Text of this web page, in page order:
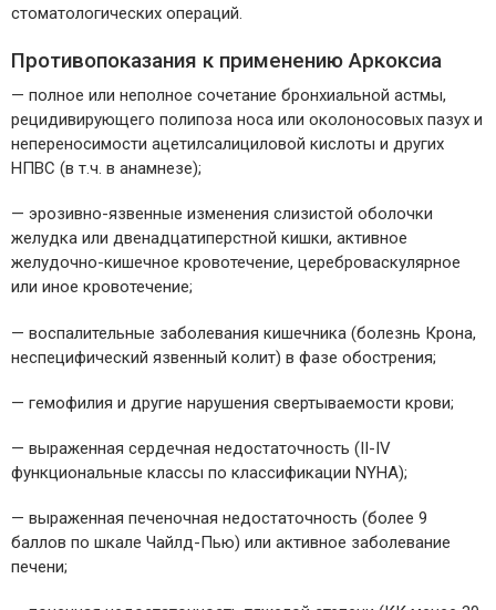
стоматологических операций.
Противопоказания к применению Аркоксиа
— полное или неполное сочетание бронхиальной астмы,
рецидивирующего полипоза носа или околоносовых пазух и
непереносимости ацетилсалициловой кислоты и других
НПВС (в т.ч. в анамнезе);
— эрозивно-язвенные изменения слизистой оболочки
желудка или двенадцатиперстной кишки, активное
желудочно-кишечное кровотечение, цереброваскулярное
или иное кровотечение;
— воспалительные заболевания кишечника (болезнь Крона,
неспецифический язвенный колит) в фазе обострения;
— гемофилия и другие нарушения свертываемости крови;
— выраженная сердечная недостаточность (II-IV
функциональные классы по классификации NYHA);
— выраженная печеночная недостаточность (более 9
баллов по шкале Чайлд-Пью) или активное заболевание
печени;